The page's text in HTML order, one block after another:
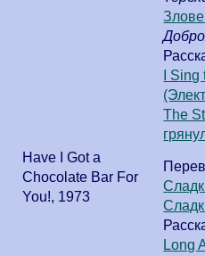
I
The
Have I Got a
Chocolate Bar For
You!, 1973
Long